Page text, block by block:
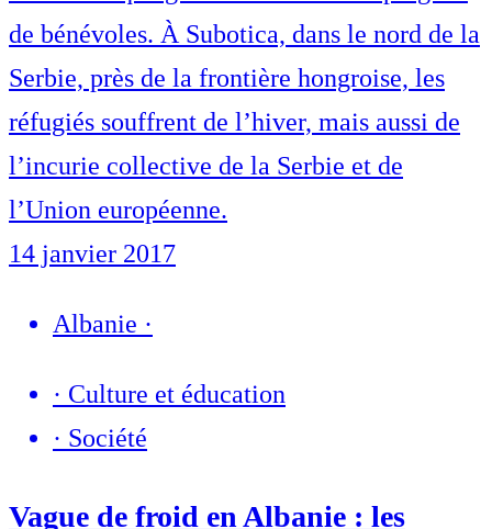
de bénévoles. À Subotica, dans le nord de la
Serbie, près de la frontière hongroise, les
réfugiés souffrent de l’hiver, mais aussi de
l’incurie collective de la Serbie et de
l’Union européenne.
14 janvier 2017
Albanie ·
· Culture et éducation
· Société
Vague de froid en Albanie : les